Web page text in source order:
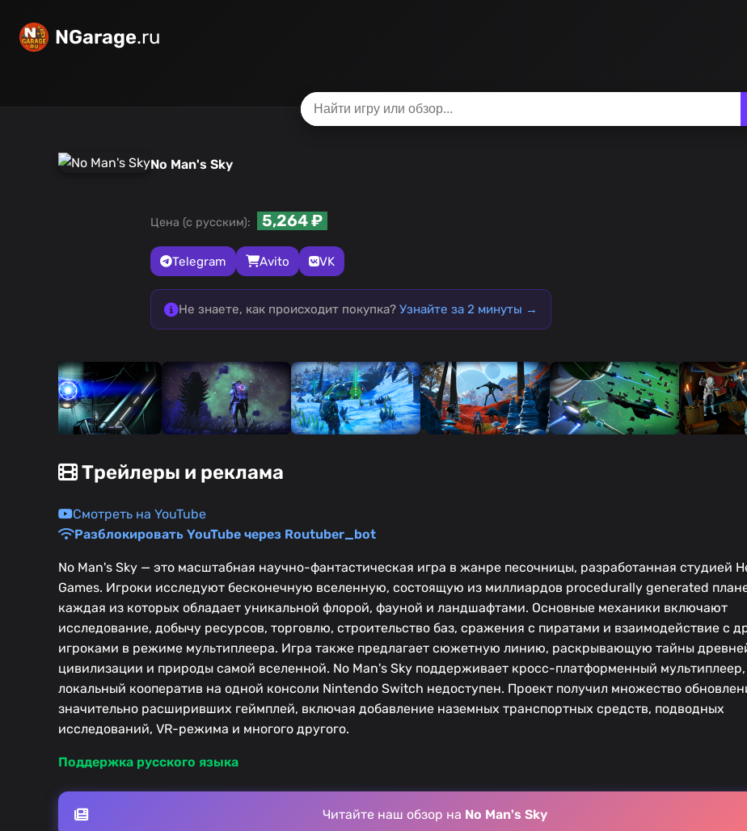
NGarage.ru
No Man's Sky
Цена (с русским): 5,264 ₽
Telegram Avito VK
Не знаете, как происходит покупка? Узнайте за 2 минуты →
Трейлеры и реклама
Смотреть на YouTube
Разблокировать YouTube через Routuber_bot
No Man's Sky — это масштабная научно-фантастическая игра в жанре песочницы, разработанная студией
Games. Игроки исследуют бесконечную вселенную, состоящую из миллиардов procedurally generated
каждая из которых обладает уникальной флорой, фауной и ландшафтами. Основные механики включают
исследование, добычу ресурсов, торговлю, строительство баз, сражения с пиратами и взаимодействие с
игроками в режиме мультиплеера. Игра также предлагает сюжетную линию, раскрывающую тайны
цивилизации и природы самой вселенной. No Man's Sky поддерживает кросс-платформенный
локальный кооператив на одной консоли Nintendo Switch недоступен. Проект получил множество
значительно расширивших геймплей, включая добавление наземных транспортных средств, подводных
исследований, VR-режима и многого другого.
Поддержка русского языка
Читайте наш обзор на No Man's Sky